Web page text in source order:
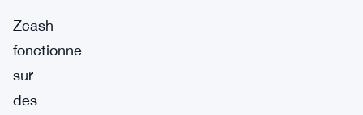
Zcash
fonctionne
sur
des